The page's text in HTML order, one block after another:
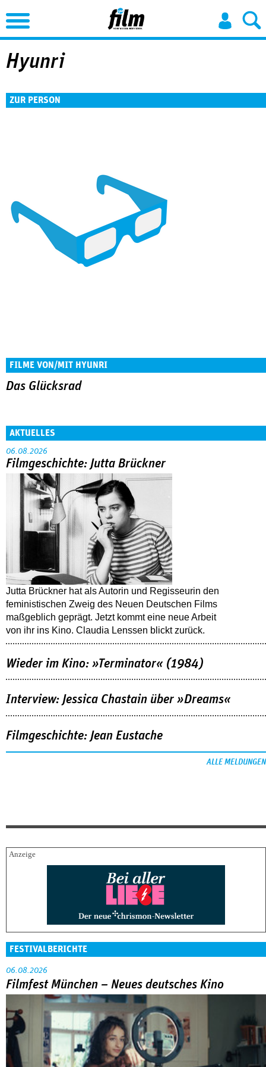
Jump to Navigation
Hyunri
ZUR PERSON
FILME VON/MIT HYUNRI
Das Glücksrad
AKTUELLES
06.08.2026
Filmgeschichte: Jutta Brückner
Jutta Brückner hat als Autorin und Regisseurin den
feministischen Zweig des Neuen Deutschen Films
maßgeblich geprägt. Jetzt kommt eine neue Arbeit
von ihr ins Kino. Claudia Lenssen blickt zurück.
Wieder im Kino: »Terminator« (1984)
Interview: Jessica Chastain über »Dreams«
Filmgeschichte: Jean Eustache
ALLE MELDUNGEN
FESTIVALBERICHTE
06.08.2026
Filmfest München – Neues deutsches Kino